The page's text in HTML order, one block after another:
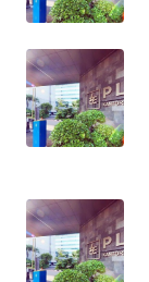
WN
SUMBAR
WN
SUMSEL
BENGKULU
WN